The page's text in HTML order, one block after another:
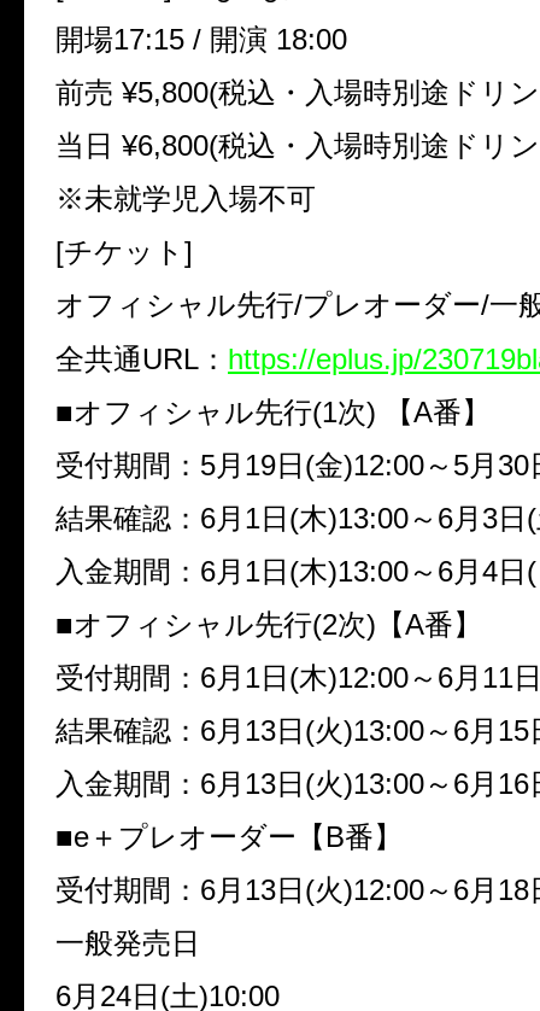
開場17:15 / 開演 18:00
前売 ¥5,800(税込・入場時別途ドリ
当日 ¥6,800(税込・入場時別途ドリ
※未就学児入場不可
[チケット]
オフィシャル先行/プレオーダー/一
全共通URL： https://eplus.jp/
■オフィシャル先行(1次) 【A番】
受付期間：5月19日(金)12:00～5月30
結果確認：6月1日(木)13:00～6月3日
入金期間：6月1日(木)13:00～6月4日
■オフィシャル先行(2次)【A番】
受付期間：6月1日(木)12:00～6月11
結果確認：6月13日(火)13:00～6月15
入金期間：6月13日(火)13:00～6月16
■e＋プレオーダー【B番】
受付期間：6月13日(火)12:00～6月18
一般発売日
6月24日(土)10:00